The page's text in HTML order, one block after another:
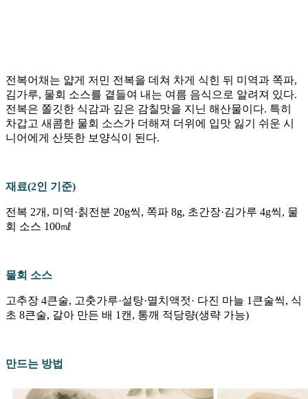
전복어채는 얇게 저민 전복을 데쳐 차게 식힌 뒤 미역과 쪽파,
김가루, 물회 소스를 곁들여 내는 여름 음식으로 알려져 있다.
전복은 쫄깃한 식감과 깊은 감칠맛을 지닌 해산물이다. 특히
차갑고 새콤한 물회 소스가 더해져 더위에 입맛 잃기 쉬운 시
니어에게 산뜻한 보양식이 된다.
재료(2인 기준)
전복 2개, 미역·칡전분 20g씩, 쪽파 8g, 초간장·김가루 4g씩, 물
회 소스 100㎖
물회 소스
고추장 4큰술, 고춧가루·설탕·멸치액젓· 다진 마늘 1큰술씩, 식
초 8큰술, 갈아 만든 배 1캔, 통깨 적당량(생략 가능)
만드는 방법